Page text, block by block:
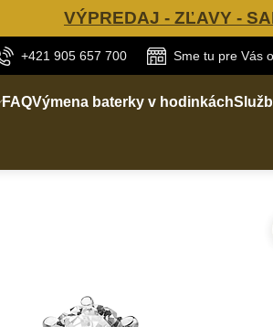
VÝPREDAJ - ZĽAVY -
+421 905 657 700 Sme tu pre Vás
FAQVýmena baterky v hodinkách